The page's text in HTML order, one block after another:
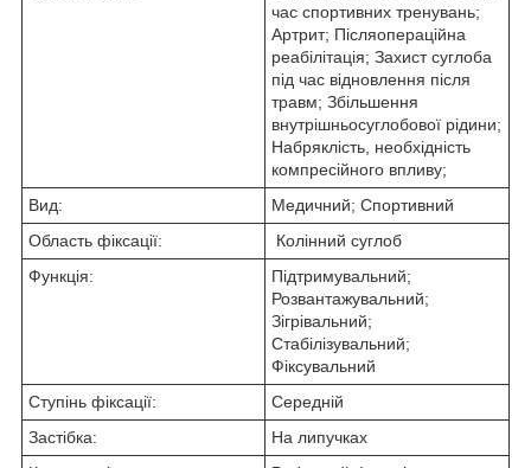
час спортивних тренувань;
Артрит; Післяопераційна
реабілітація; Захист суглоба
під час відновлення після
травм; Збільшення
внутрішньосуглобової рідини;
Набряклість, необхідність
компресійного впливу;
Вид:
Медичний; Спортивний
Область фіксації:
Колінний суглоб
Функція:
Підтримувальний;
Розвантажувальний;
Зігрівальний;
Стабілізувальний;
Фіксувальний
Ступінь фіксації:
Середній
Застібка:
На липучках